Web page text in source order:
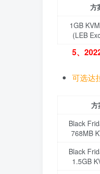
方
1GB
(LEB
5、
可选达
方
Black
768MB
Black
1.5GB